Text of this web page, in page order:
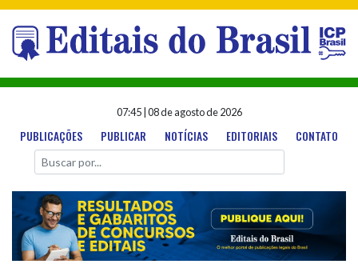
07:45| 08 de agosto de 2026
PUBLICAÇÕES PUBLICAR NOTÍCIAS EDITORIAIS CONTATO